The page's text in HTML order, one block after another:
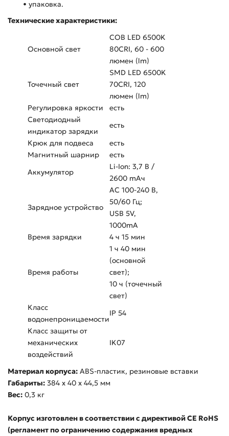
• упаковка.
Технические характеристики:
Основной свет
COB LED 6500K
80CRI, 60 - 600
люмен (lm)
Точечный свет
SMD LED 6500K
70CRI, 120
люмен (lm)
Регулировка яркости
есть
Светодиодный
индикатор зарядки
есть
Крюк для подвеса
есть
Магнитный шарнир
есть
Аккумулятор
Li-Ion: 3,7 В /
2600 mAч
Зарядное устройство
AC 100-240 В,
50/60 Гц;
USB 5V,
1000mA
Время зарядки
4 ч 15 мин
Время работы
1 ч 40 мин
(основной
свет);
10 ч (точечный
свет)
Класс
водонепроницаемости
IP 54
Класс защиты от
механических
воздействий
IK07
Материал корпуса: ABS-пластик, резиновые вставки
Габариты: 384 x 40 x 44,5 мм
Вес: 0,3 кг
Корпус изготовлен в соответствии с директивой CE RoHS
(регламент по ограничению содержания вредных